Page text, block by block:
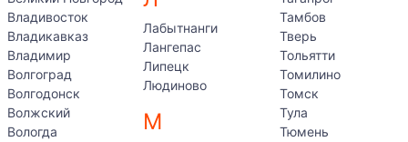
Владивосток
Владикавказ
Владимир
Волгоград
Волгодонск
Волжский
Вологда
Лабытнанги
Лангепас
Липецк
Людиново
М
Тамбов
Тверь
Тольятти
Томилино
Томск
Тула
Тюмень